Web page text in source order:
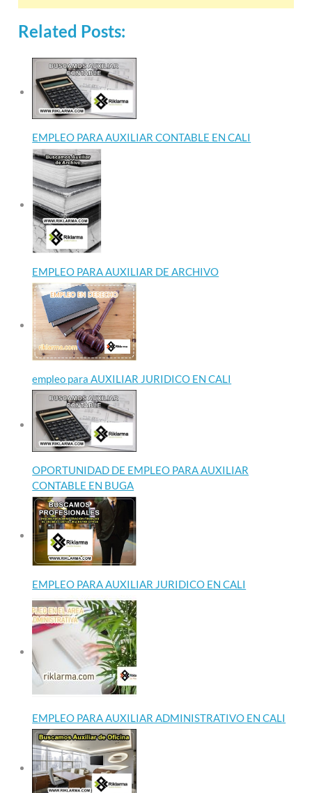
Related Posts:
EMPLEO PARA AUXILIAR CONTABLE EN CALI
EMPLEO PARA AUXILIAR DE ARCHIVO
empleo para AUXILIAR JURIDICO EN CALI
OPORTUNIDAD DE EMPLEO PARA AUXILIAR
CONTABLE EN BUGA
EMPLEO PARA AUXILIAR JURIDICO EN CALI
EMPLEO PARA AUXILIAR ADMINISTRATIVO EN CALI